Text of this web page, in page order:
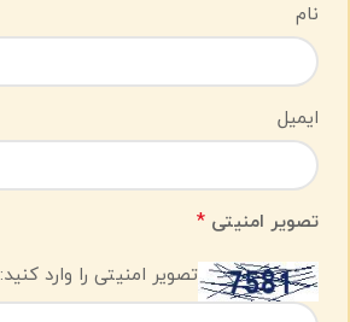
نام
ایمیل
تصویر امنیتی *
تصویر امنیتی را وارد کنید: